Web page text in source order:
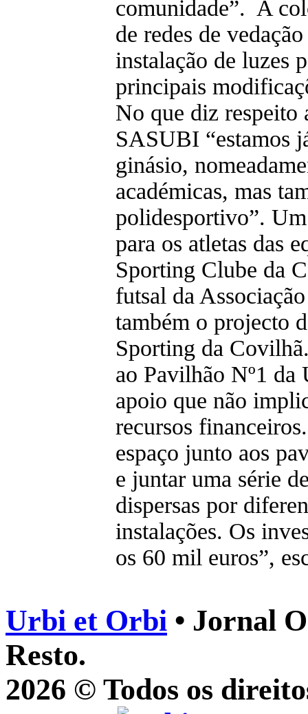
comunidade”. A
de redes de
instalação de luzes
principais
No que diz respeito
SASUBI “estamos
ginásio,
académicas, mas
polidesportivo”. Um
para os atletas das
Sporting Clube da
futsal da
também o projecto
Sporting da
ao Pavilhão Nº1 da
apoio que não
recursos
espaço junto aos
e juntar uma série
dispersas por
instalações. Os
os 60 mil euros”,
Urbi et Orbi • Jornal
Resto.
2026 © Todos os